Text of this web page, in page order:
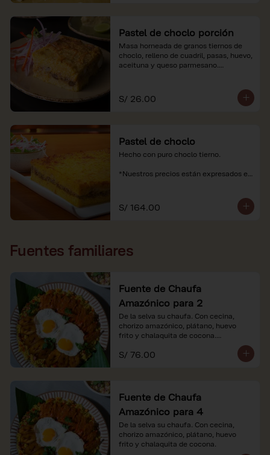
Pastel de choclo porción
Masa horneada de granos tiernos de
choclo, relleno de cuadril, pasas, huevo,
aceituna y queso parmesano.
soles e incluyen impuestos de ley y
recargo al consumo.
S/ 26.00
Pastel de choclo
Hecho con puro choclo tierno.
*Nuestros precios están expresados en
S/ 164.00
Fuentes familiares
Fuente de Chaufa
Amazónico para 2
De la selva su chaufa. Con cecina,
chorizo amazónico, plátano, huevo
frito y chalaquita de cocona.
*Imágenes referenciales.
*Nuestros precios están expresados en
S/ 76.00
Fuente de Chaufa
Amazónico para 4
De la selva su chaufa. Con cecina,
chorizo amazónico, plátano, huevo
frito y chalaquita de cocona.